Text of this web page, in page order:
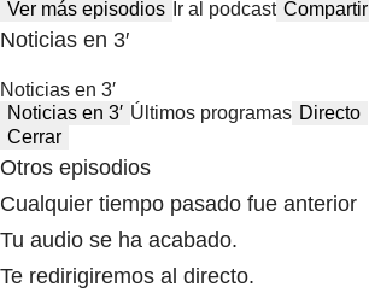
Ver más episodios Ir al podcast Compartir
Noticias en 3′
Noticias en 3′
Noticias en 3′ Últimos programas Directo
Cerrar
Otros episodios
Cualquier tiempo pasado fue anterior
Tu audio se ha acabado.
Te redirigiremos al directo.